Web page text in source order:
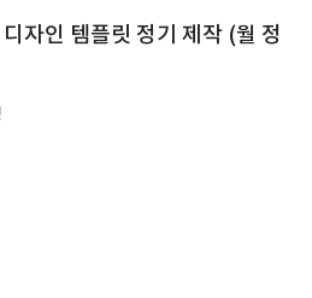
자인 템플릿 정기 제작 (월 정